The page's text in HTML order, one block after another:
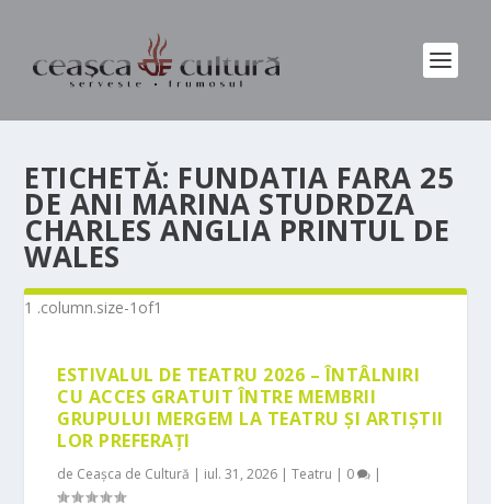
ETICHETĂ: FUNDATIA FARA 25
DE ANI MARINA STUDRDZA
CHARLES ANGLIA PRINTUL DE
WALES
ESTIVALUL DE TEATRU 2026 – ÎNTÂLNIRI
CU ACCES GRATUIT ÎNTRE MEMBRII
GRUPULUI MERGEM LA TEATRU ȘI ARTIȘTII
LOR PREFERAȚI
de Ceașca de Cultură | iul. 31, 2026 |Teatru | 0 |